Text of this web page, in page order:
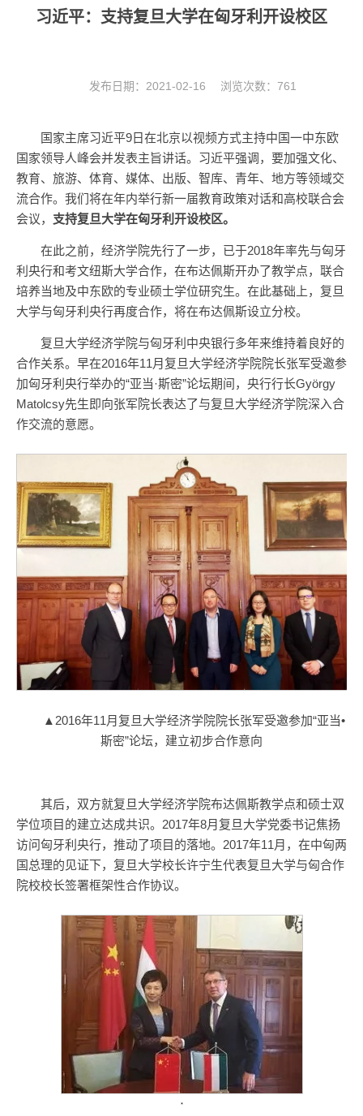
习近平：支持复旦大学在匈牙利开设校区
发布日期：2021-02-16 浏览次数： 761
国家主席习近平9日在北京以视频方式主持中国一中东欧
国家领导人峰会并发表主旨讲话。习近平强调，要加强文化、
教育、旅游、体育、媒体、出版、智库、青年、地方等领域交
流合作。我们将在年内举行新一届教育政策对话和高校联合会
会议， 支持复旦大学在匈牙利开设校区。
在此之前，经济学院先行了一步，已于2018年率先与匈牙
利央行和考文纽斯大学合作，在布达佩斯开办了教学点，联合
培养当地及中东欧的专业硕士学位研究生。在此基础上，复旦
大学与匈牙利央行再度合作，将在布达佩斯设立分校。
复旦大学经济学院与匈牙利中央银行多年来维持着良好的
合作关系。早在2016年11月复旦大学经济学院院长张军受邀参
加匈牙利央行举办的“亚当·斯密”论坛期间，央行行长György
Matolcsy先生即向张军院长表达了与复旦大学经济学院深入合
作交流的意愿。
▲2016年11月复旦大学经济学院院长张军受邀参加“亚当•
斯密”论坛，建立初步合作意向
其后，双方就复旦大学经济学院布达佩斯教学点和硕士双
学位项目的建立达成共识。2017年8月复旦大学党委书记焦扬
访问匈牙利央行，推动了项目的落地。2017年11月，在中匈两
国总理的见证下，复旦大学校长许宁生代表复旦大学与匈合作
院校校长签署框架性合作协议。